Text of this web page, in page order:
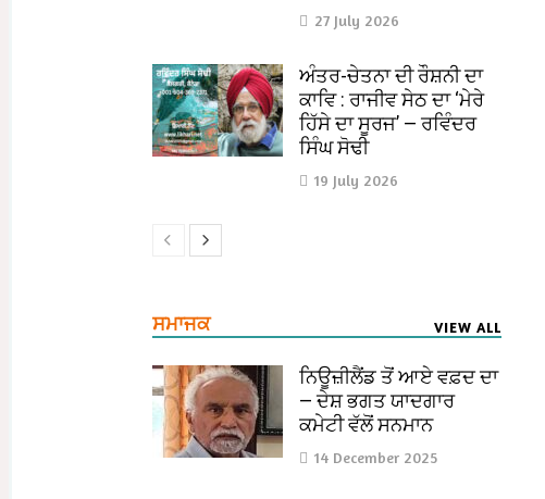
27 July 2026
ਅੰਤਰ-ਚੇਤਨਾ ਦੀ ਰੌਸ਼ਨੀ ਦਾ
ਕਾਵਿ : ਰਾਜੀਵ ਸੇਠ ਦਾ ‘ਮੇਰੇ
ਹਿੱਸੇ ਦਾ ਸੂਰਜ’ — ਰਵਿੰਦਰ
ਸਿੰਘ ਸੋਢੀ
19 July 2026
ਸਮਾਜਕ VIEW ALL
ਨਿਊਜ਼ੀਲੈਂਡ ਤੋਂ ਆਏ ਵਫ਼ਦ ਦਾ
— ਦੇਸ਼ ਭਗਤ ਯਾਦਗਾਰ
ਕਮੇਟੀ ਵੱਲੋਂ ਸਨਮਾਨ
14 December 2025